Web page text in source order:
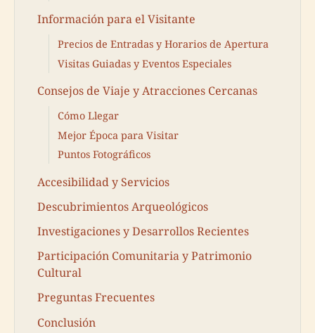
Información para el Visitante
Precios de Entradas y Horarios de Apertura
Visitas Guiadas y Eventos Especiales
Consejos de Viaje y Atracciones Cercanas
Cómo Llegar
Mejor Época para Visitar
Puntos Fotográficos
Accesibilidad y Servicios
Descubrimientos Arqueológicos
Investigaciones y Desarrollos Recientes
Participación Comunitaria y Patrimonio
Cultural
Preguntas Frecuentes
Conclusión